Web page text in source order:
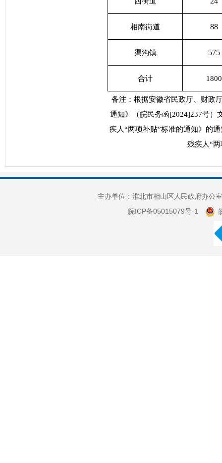
相南街道 88
渠沟镇 575
合计 1800
备注：根据安徽省民政厅、财政
通知》（皖民务函[2024]237号）
疾人“两项补贴”标准的通知》的
残疾人“
主办单位：淮北市相山区人民政府办
皖ICP备05015079号-1